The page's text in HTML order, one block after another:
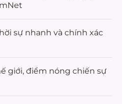
sự nhanh và chính xác
giới, điểm nóng chiến sự